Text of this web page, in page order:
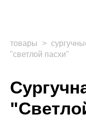
товары >
"светлой пасхи"